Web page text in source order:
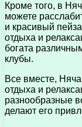
Кроме того, в
можете
и красивый
отдыха и
богата
клубы.
Все вместе,
отдыха и
разнообразные
делают его